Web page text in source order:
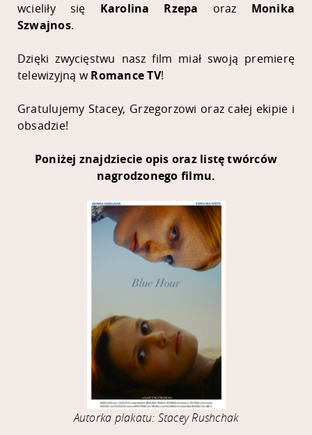
wcieliły się Karolina Rzepa oraz Monika
Szwajnos.
Dzięki zwycięstwu nasz film miał swoją premierę
telewizyjną wRomance TV!
Gratulujemy Stacey, Grzegorzowi oraz całej ekipie i
obsadzie!
Poniżej znajdziecie opis oraz listę twórców
nagrodzonego filmu.
Autorka plakatu: Stacey Rushchak